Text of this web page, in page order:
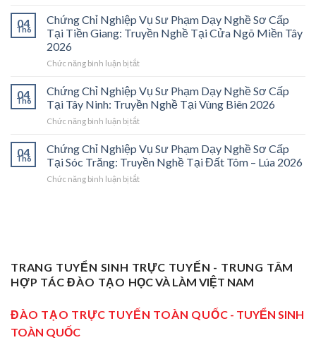
Cấp
Tại
Vĩnh
2026:
Cánh
Cửa
Nghề
“Thầy
Nghề”
Ở
Trung
Tâm
Chỉ
Nghiệp
Vụ
Phạm
Cấp
Tại
Trà
Vinh
Bệ
Phóng
Cho
Thợ
Nghề
04
Th6
Chứng Chỉ Nghiệp Vụ Sư Phạm Dạy Nghề Sơ Cấp
Tại Tiền Giang: Truyền Nghề Tại Cửa Ngõ Miền Tây
2026
Chức năng bình luận bị tắtở
Chỉ
Nghiệp
Vụ
Sư
Dạy
Nghề
Sơ
Cấp
Cửa
Ngõ
Miền
2026
04
Th6
Chứng Chỉ Nghiệp Vụ Sư Phạm Dạy Nghề Sơ Cấp
Tại Tây Ninh: Truyền Nghề Tại Vùng Biên 2026
Chức năng bình luận bị tắtở
Chỉ
Nghiệp
Vụ
Sư
Tây
Ninh:
Truyền
Tại
04
Th6
Chứng Chỉ Nghiệp Vụ Sư Phạm Dạy Nghề Sơ Cấp
Tại Sóc Trăng: Truyền Nghề Tại Đất Tôm – Lúa 2026
Chức năng bình luận bị tắtở
Dạy
Nghề
Sơ
Tại
Sóc
TRANG TUYỂN SINH TRỰC TUYẾN - TRUNG TÂM
HỢP TÁC ĐÀO TẠO HỌC VÀ LÀM VIỆT NAM
ĐÀO TẠO TRỰC TUYẾN TOÀN QUỐC - TUYỂN SINH
TOÀN QUỐC